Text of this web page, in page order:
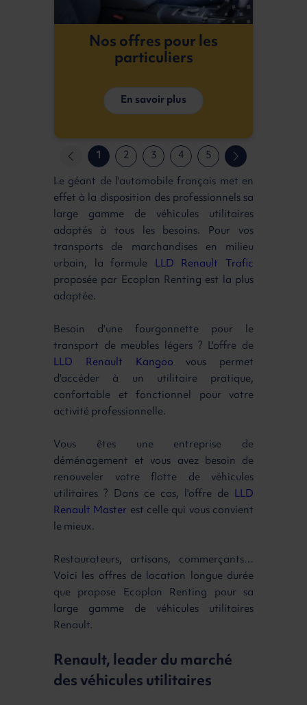
Nos offres pour les
particuliers
En savoir plus
1 2 3 4
5
Le géant de l'automobile français met en
effet à la disposition des professionnels sa
large gamme de véhicules utilitaires
adaptés à tous les besoins. Pour vos
transports de marchandises en milieu
urbain, la formule LLD Renault Trafic
proposée par Ecoplan Renting est la plus
adaptée.
Besoin d'une fourgonnette pour le
transport de meubles légers ? L'offre de
LLD Renault Kangoo vous permet
d'accéder à un utilitaire pratique,
confortable et fonctionnel pour votre
activité professionnelle.
Vous êtes une entreprise de
déménagement et vous avez besoin de
renouveler votre flotte de véhicules
utilitaires ? Dans ce cas, l'offre de LLD
Renault Master est celle qui vous convient
le mieux.
Restaurateurs, artisans, commerçants…
Voici les offres de location longue durée
que propose Ecoplan Renting pour sa
large gamme de véhicules utilitaires
Renault.
Renault, leader du marché
des véhicules utilitaires